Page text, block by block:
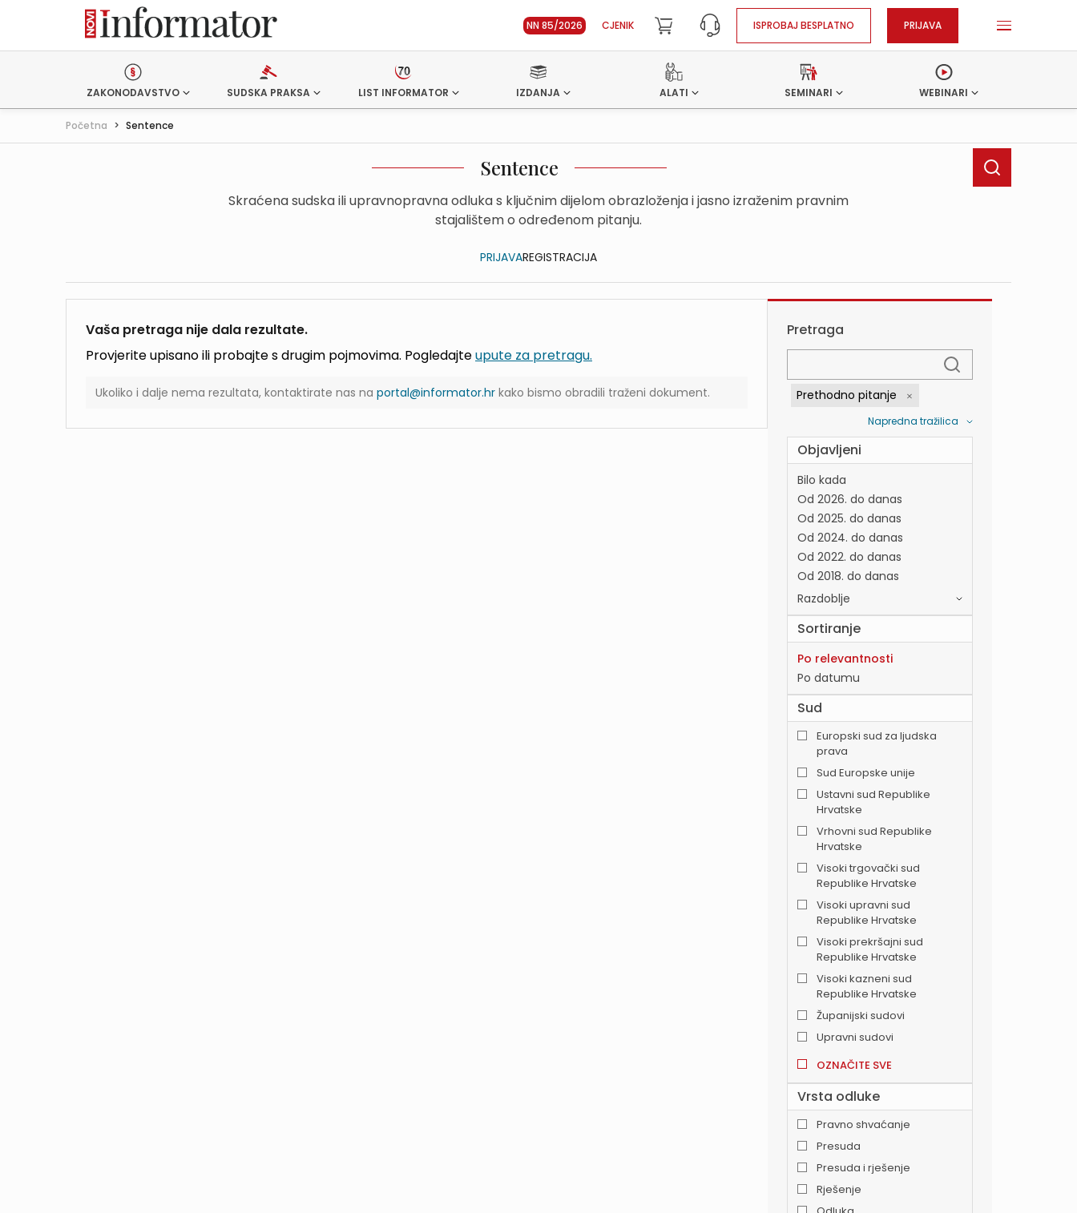
NN 85/2026 CJENIK ISPROBAJ BESPLATNO PRIJAVA
ZAKONODAVSTVO SUDSKA PRAKSA LIST INFORMATOR IZDANJA ALATI SEMINARI WEBINARI
Početna > Sentence
Sentence
Skraćena sudska ili upravnopravna odluka s ključnim dijelom obrazloženja i jasno izraženim pravnim
stajalištem o određenom pitanju.
PRIJAVAREGISTRACIJA
Vaša pretraga nije dala rezultate.
Provjerite upisano ili probajte s drugim pojmovima. Pogledajteupute za pretragu.
Ukoliko i dalje nema rezultata, kontaktirate nas na portal@informator.hr kako bismo obradili traženi dokument.
Pretraga
Prethodno pitanje
Napredna tražilica
Objavljeni
Bilo kada
Od 2026. do danas
Od 2025. do danas
Od 2024. do danas
Od 2022. do danas
Od 2018. do danas
Razdoblje
Sortiranje
Po relevantnosti
Po datumu
Sud
Europski sud za ljudska
prava
Sud Europske unije
Ustavni sud Republike
Hrvatske
Vrhovni sud Republike
Hrvatske
Visoki trgovački sud
Republike Hrvatske
Visoki upravni sud
Republike Hrvatske
Visoki prekršajni sud
Republike Hrvatske
Visoki kazneni sud
Republike Hrvatske
Županijski sudovi
Upravni sudovi
OZNAČITE SVE
Vrsta odluke
Pravno shvaćanje
Presuda
Presuda i rješenje
Rješenje